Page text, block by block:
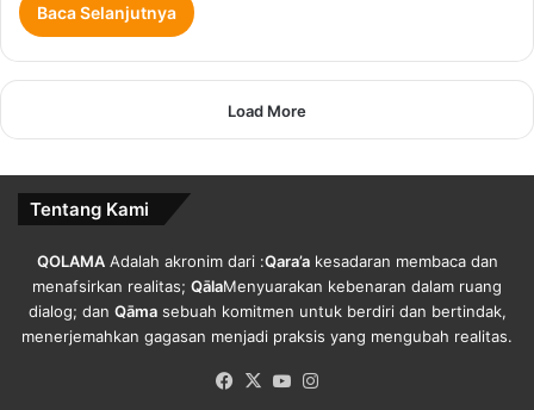
Baca Selanjutnya
Load More
Tentang Kami
QOLAMAAdalah akronim dari :Qara’akesadaran membaca dan
menafsirkan realitas; QālaMenyuarakan kebenaran dalam ruang
dialog; dan Qāmasebuah komitmen untuk berdiri dan bertindak,
menerjemahkan gagasan menjadi praksis yang mengubah realitas.
Facebook
X YouTube